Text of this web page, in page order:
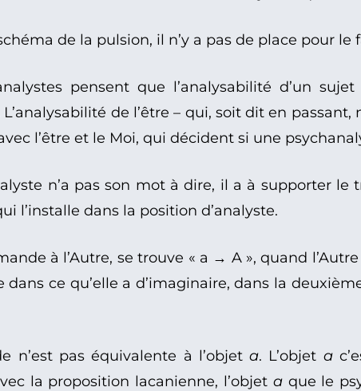
de la pulsion, il n’y a pas de place pour le
pensent que l’analysabilité d’un
de l’être – qui, soit dit en
l’être et le Moi, qui décident si une
n’a pas son mot à dire, il a à supporter le
l’installe dans la position d’analyste.
à l’Autre, se trouve « a → A », quand
dans ce qu’elle a d’imaginaire, dans la
n’est pas équivalente à l’objeta. L’objet a
la proposition lacanienne, l’objet aque le